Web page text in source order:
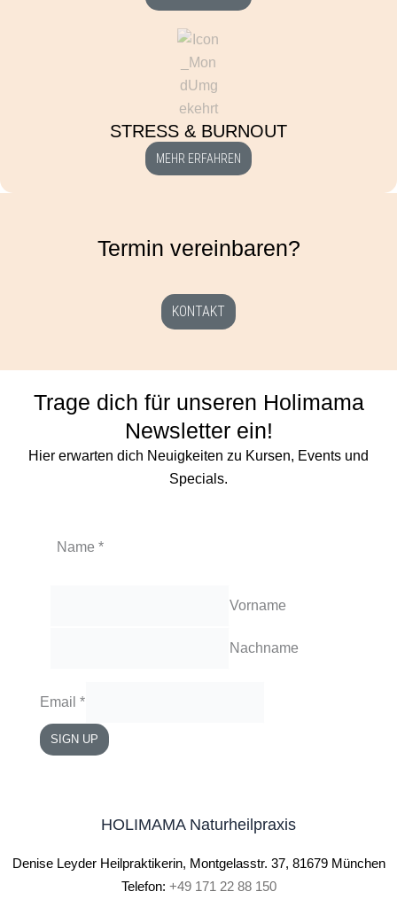
STRESS & BURNOUT
MEHR ERFAHREN
Termin vereinbaren?
KONTAKT
Trage dich für unseren Holimama
Newsletter ein!
Hier erwarten dich Neuigkeiten zu Kursen, Events und
Specials.
Name *
Vorname
Nachname
Email *
SIGN UP
HOLIMAMA Naturheilpraxis
Denise Leyder Heilpraktikerin, Montgelasstr. 37, 81679 München
Telefon: +49 171 22 88 150